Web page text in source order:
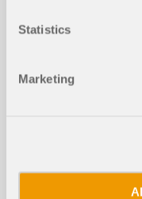
Statistics
Marketing
Al calcular
datos a menudo
automatización
descrita en el
programa C#
individuales